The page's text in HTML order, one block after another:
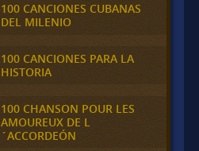
100 CANCIONES CUBANAS
DEL MILENIO
100 CANCIONES PARA LA
HISTORIA
100 CHANSON POUR LES
AMOUREUX DE L
´ACCORDEÓN